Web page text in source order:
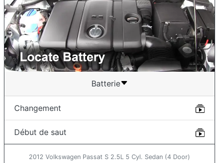
Batterie
Changement
Début de saut
2012 Volkswagen Passat S 2.5L 5 Cyl. Sedan (4 Door)